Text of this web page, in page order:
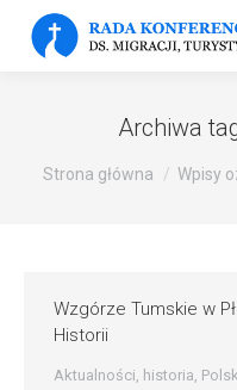
Archiwa
Strona główna Wpisy
Wzgórze Tumskie w
Historii
Aktualności, historia,